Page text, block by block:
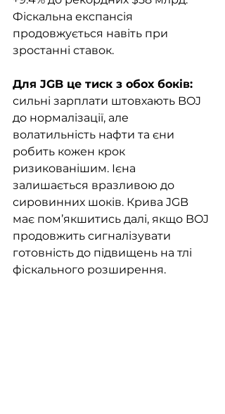
Фіскальна експансія
продовжується навіть при
зростанні ставок.
Для JGB це тиск з обох боків:
сильні зарплати штовхають BOJ
до нормалізації, але
волатильність нафти та єни
робить кожен крок
ризикованішим. Ієна
залишається вразливою до
сировинних шоків. Крива JGB
має пом’якшитись далі, якщо BOJ
продовжить сигналізувати
готовність до підвищень на тлі
фіскального розширення.